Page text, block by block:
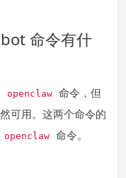
命令有什
openclaw 命令，但
可用。这两个命令的
openclaw 命令。